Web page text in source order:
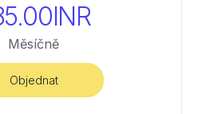
Měsíčně
Objednat